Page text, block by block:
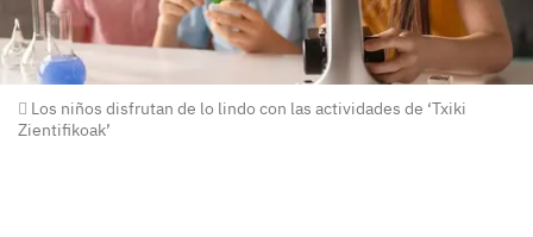
Los niños disfrutan de lo lindo con las actividades de ‘Txiki
Zientifikoak’